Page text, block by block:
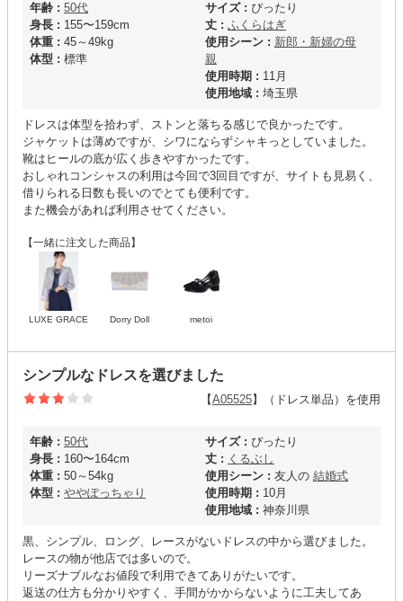
年齢 : 50代
身長 : 155〜159cm
体重 : 45～49kg
体型 : 標準
サイズ : ぴったり
丈 : ふくらはぎ
使用シーン : 新郎・新婦の母
親
使用時期 : 11月
使用地域 : 埼玉県
ドレスは体型を拾わず、ストンと落ちる感じで良かったです。
ジャケットは薄めですが、シワにならずシャキっとしていました。
靴はヒールの底が広く歩きやすかったです。
おしゃれコンシャスの利用は今回で3回目ですが、サイトも見易く、
借りられる日数も長いのでとても便利です。
また機会があれば利用させてください。
【一緒に注文した商品】
LUXE GRACE Dorry Doll metoi
シンプルなドレスを選びました
【A05525】（ドレス単品）を使用
年齢 : 50代
身長 : 160〜164cm
体重 : 50～54kg
体型 : ややぽっちゃり
サイズ : ぴったり
丈 : くるぶし
使用シーン : 友人の 結婚式
使用時期 : 10月
使用地域 : 神奈川県
黒、シンプル、ロング、レースがないドレスの中から選びました。
レースの物が他店では多いので。
リーズナブルなお値段で利用できてありがたいです。
返送の仕方も分かりやすく、手間がかからないように工夫してあ